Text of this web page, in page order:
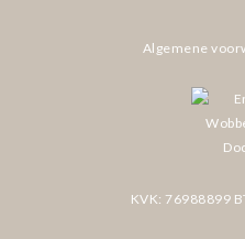
Algemene
KVK: 76988899